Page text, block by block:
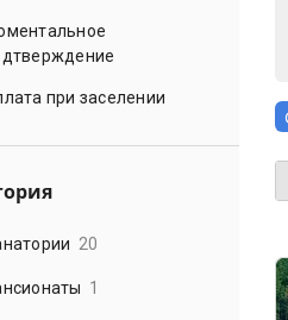
при заселении
20
1